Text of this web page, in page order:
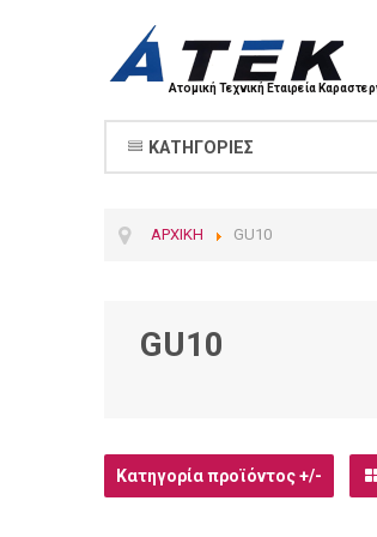
Ατομική Τεχνική Εταιρεία
ΚΑΤΗΓΟΡΊΕΣ
ΑΡΧΙΚΉ GU10
GU10
Κατηγορία προϊόντος +/-